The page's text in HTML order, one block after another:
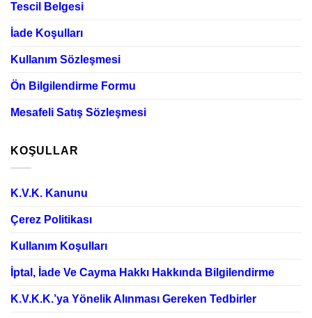
Tescil Belgesi
İade Koşulları
Kullanım Sözleşmesi
Ön Bilgilendirme Formu
Mesafeli Satış Sözleşmesi
KOŞULLAR
K.V.K. Kanunu
Çerez Politikası
Kullanım Koşulları
İptal, İade Ve Cayma Hakkı Hakkında Bilgilendirme
K.V.K.K.’ya Yönelik Alınması Gereken Tedbirler